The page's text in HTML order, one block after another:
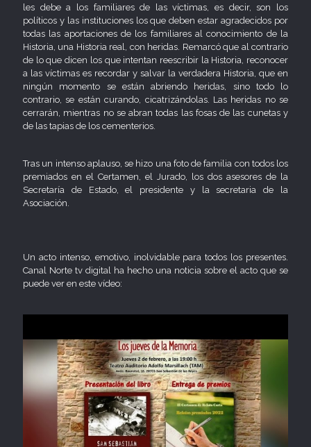
les debe a los familiares de las víctimas, es decir, son los
políticos y las instituciones los que deben estar agradecidos por
todas las aportaciones de los familiares al conocimiento de la
Historia, una Historia real, con heridas. Remarcó que al contrario
de lo que dicen los que intentan reescribir la Historia, reconocer
a las víctimas es recordar y salvar la verdadera Historia, que en
ningún momento se están abriendo heridas, sino todo lo
contrario, se están curando, cicatrizándolas. Las heridas no se
cerrarán, mientras no se abran todas las fosas de las cunetas y
de las tapias de los cementerios.
Tras un intenso aplauso, se hizo una foto de familia con todos los
premiados en el Certamen, el Jurado, los dos asesores de la
Secretaría de Estado, el presidente y la secretaria de la
Asociación.
Un acto intenso, emotivo, inolvidable para todos los presentes.
Canal Norte tv digital ha hecho una noticia sobre el acto que se
puede ver en este vídeo: